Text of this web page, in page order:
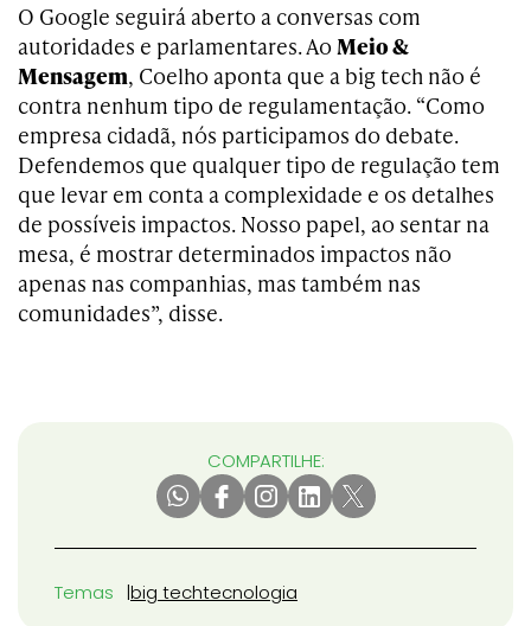
O Google seguirá aberto a conversas com
autoridades e parlamentares. Ao Meio &
Mensagem, Coelho aponta que a big tech não é
contra nenhum tipo de regulamentação. “Como
empresa cidadã, nós participamos do debate.
Defendemos que qualquer tipo de regulação tem
que levar em conta a complexidade e os detalhes
de possíveis impactos. Nosso papel, ao sentar na
mesa, é mostrar determinados impactos não
apenas nas companhias, mas também nas
comunidades”, disse.
COMPARTILHE:
Temas big techtecnologia